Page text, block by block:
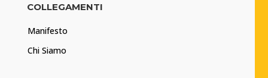
COLLEGAMENTI
Manifesto
Chi Siamo